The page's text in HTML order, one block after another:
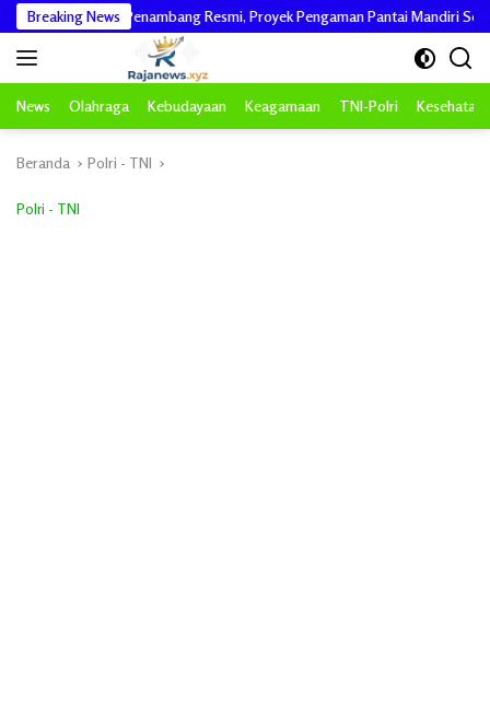
Langsung
ke
konten
Breaking News
dari Penambang Resmi, Proyek Pengaman Pantai Mandiri Sejati Sudah
News Olahraga Kebudayaan Keagamaan TNI-Polri Kesehatan
Beranda Polri - TNI
Polri - TNI